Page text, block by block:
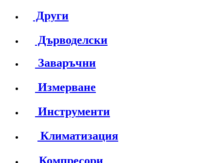
Други
Дърводелски
Заваръчни
Измерване
Инструменти
Климатизация
Компресори